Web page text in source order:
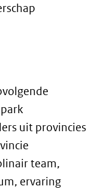
uit provincies
team,
ervaring